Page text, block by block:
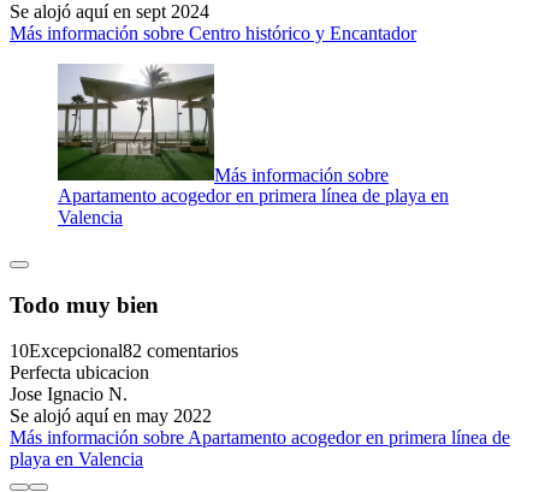
Se alojó aquí en sept 2024
Más información sobre Centro histórico y Encantador
Más información sobre
Apartamento acogedor en primera línea de playa en
Valencia
Todo muy bien
10Excepcional82 comentarios
Perfecta ubicacion
Jose Ignacio N.
Se alojó aquí en may 2022
Más información sobre Apartamento acogedor en primera línea de
playa en Valencia